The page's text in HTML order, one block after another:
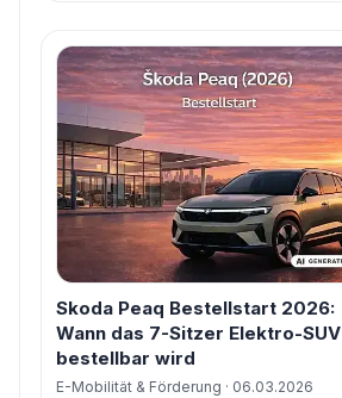
Skoda Peaq Bestellstart 2026:
Wann das 7-Sitzer Elektro-SUV
bestellbar wird
E-Mobilität & Förderung · 06.03.2026